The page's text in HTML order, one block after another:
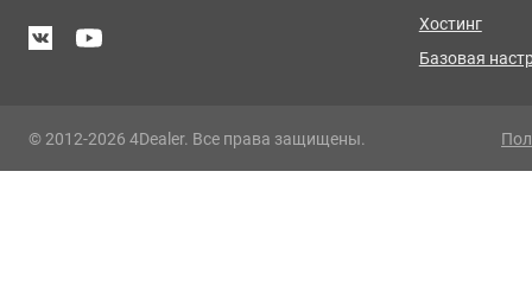
Хостинг
Базовая
© 2012-2026 4Dealer. Все права защищены.